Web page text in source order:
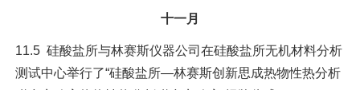
十一月
11.5 硅酸盐所与林赛斯仪器公司在硅酸盐所无机材料分析
测试中心举行了“硅酸盐所—林赛斯创新思成热物性热分析